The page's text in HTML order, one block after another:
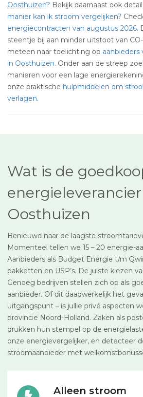
Oosthuizen? Bekijk daarnaast ook
manier kan ik stroom vergelijken?
energiecontracten van augustus 2026.
steentje bij aan minder uitstoot van
meteen naar toelichting op
in Oosthuizen. Onder aan de streep
manieren voor een lage
onze praktische hulpmiddelen om
verlagen.
Wat is de
Oosthuizen
Benieuwd naar de laagste
Momenteel tellen we 15 – 20 energie-
Aanbieders als Budget Energie t/m
pakketten en USP’s. De juiste kiezen
Genoeg bedrijven stellen zich op als
aanbieder. Of dit daadwerkelijk het
uitgangspunt – is jullie privé aspecten
provincie Noord-Holland. Zaken als
drukken hun stempel op de
onze energievergelijker, en detecteer
stroomaanbieder met
Alleen stroom